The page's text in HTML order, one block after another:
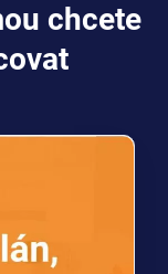
chcete